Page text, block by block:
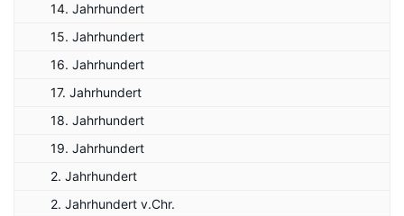
14. Jahrhundert
15. Jahrhundert
16. Jahrhundert
17. Jahrhundert
18. Jahrhundert
19. Jahrhundert
2. Jahrhundert
2. Jahrhundert v.Chr.